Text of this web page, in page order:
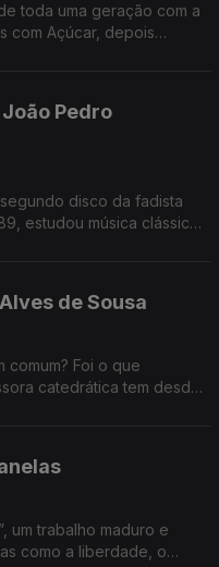
toda uma geração com a
com Açúcar, depois
Pedro
disco da fadista
estudou música clássica,
de Sousa
comum? Foi o que
catedrática tem desde
um trabalho maduro e
como a liberdade, o